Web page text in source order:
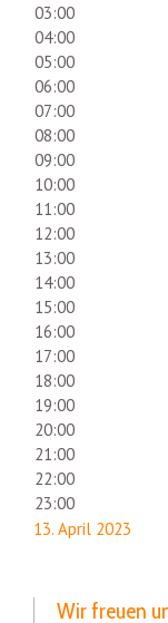
03:00
04:00
05:00
06:00
07:00
08:00
09:00
10:00
11:00
12:00
13:00
14:00
15:00
16:00
17:00
18:00
19:00
20:00
21:00
22:00
23:00
13. April 2023
Wir freuen